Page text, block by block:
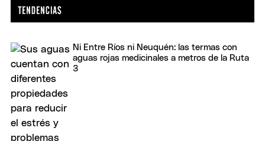
Ni Entre Ríos ni Neuquén: las termas con
aguas rojas medicinales a metros de la Ruta
3